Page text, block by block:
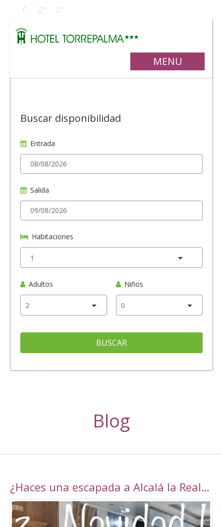
MENU
Buscar disponibilidad
Entrada
Salida
Habitaciones
Adultos Niños
BUSCAR
Blog
¿Haces una escapada a Alcalá la Real esta navidad?